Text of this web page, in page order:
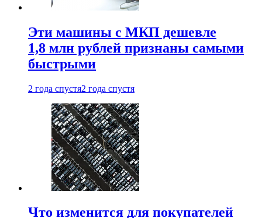
Эти машины с МКП дешевле
1,8 млн рублей признаны самыми
быстрыми
2 года спустя2 года спустя
Что изменится для покупателей